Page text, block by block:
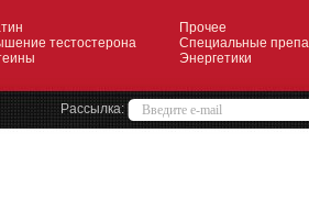
тестостерона
Прочее
Специальные
Энергетики
Рассылка: